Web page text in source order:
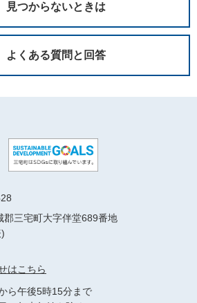
見つからないときは
よくある質問と回答
三宅町大字伴堂689番地
はこちら
ら午後5時15分まで